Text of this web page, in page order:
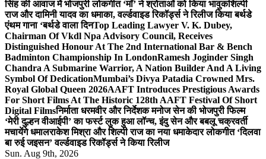
सिंह की आवाज में भोजपुरी लोकगीत ‘माँ’ ने श्रोताओं को किया भावुकशिल्पी
राज और दामिनी यादव का धमाका, वर्ल्डवाइड रिकॉर्ड्स ने रिलीज किया बर्थडे
एंथम गाना ‘बर्थडे वाला दिनTop Leading Lawyer V. K. Dubey,
Chairman Of Vkdl Npa Advisory Council, Receives
Distinguished Honour At The 2nd International Bar & Bench
Badminton Championship In LondonRamesh Joginder Singh
Chandra A Submarine Warrior, A Nation Builder And A Living
Symbol Of DedicationMumbai’s Divya Patadia Crowned Mrs.
Royal Global Queen 2026AAFT Introduces Prestigious Awards
For Short Films At The Historic 128th AAFT Festival Of Short
Digital Filmsनिर्माता धरमवीर और निर्देशक मनोज सेन की भोजपुरी फिल्म
‘मेरी दुल्हन वीआईपी’ का फर्स्ट लुक हुआ लॉन्च, इंदु सेन और बबलू चक्रवर्ती
मचायेंगे धमालराकेश मिश्रा और शिल्पी राज का नया धमाकेदार लोकगीत ‘दिलवा
बा रुई जइसन’ वर्ल्डवाइड रिकॉर्ड्स ने किया रिलीज
Sun. Aug 9th, 2026